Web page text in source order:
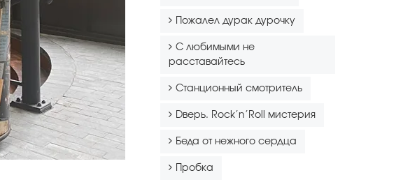
Пожалел дурак дурочку
С любимыми не
расставайтесь
Станционный смотритель
Dверь. Rock’n’Roll мистерия
Беда от нежного сердца
Пробка